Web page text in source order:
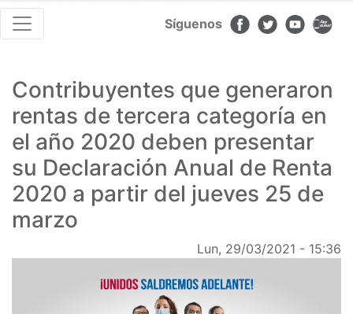
Navegación
principal
Síguenos
Contribuyentes que generaron
rentas de tercera categoría en
el año 2020 deben presentar
su Declaración Anual de Renta
2020 a partir del jueves 25 de
marzo
Lun, 29/03/2021 - 15:36